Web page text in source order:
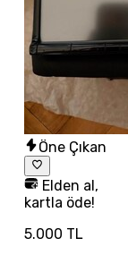
Öne Çıkan
Elden al,
kartla öde!
5.000 TL